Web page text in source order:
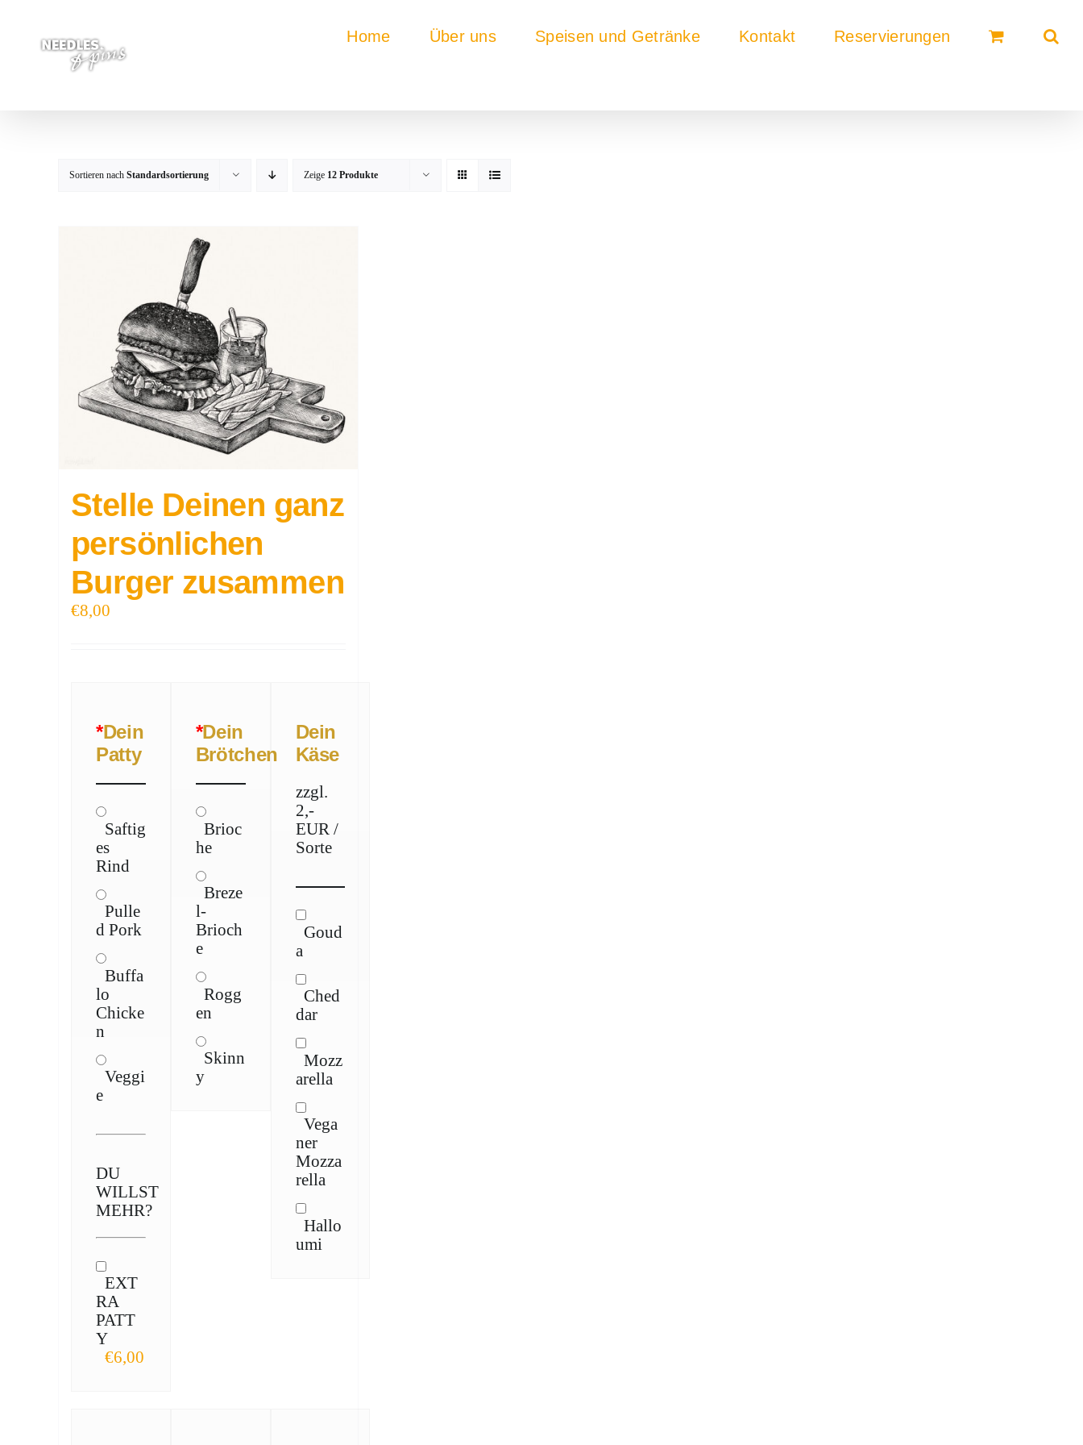
springen
Home Über uns Speisen und Getränke Kontakt Reservierungen
Sortieren nach Standardsortierung Zeige 12 Produkte
Stelle Deinen ganz
persönlichen
Burger zusammen
€8,00
*Dein
Patty
Saftig
es
Rind
Pulle
d Pork
Buffa
lo
Chicke
n
Veggi
e
DU
WILLST
MEHR?
EXT
RA
PATT
Y
€6,00
*Dein
Brötchen
Brioc
he
Breze
l-
Brioch
e
Rogg
en
Skinn
y
Dein
Käse
zzgl.
2,-
EUR /
Sorte
Goud
a
Ched
dar
Mozz
arella
Vega
ner
Mozza
rella
Hallo
umi